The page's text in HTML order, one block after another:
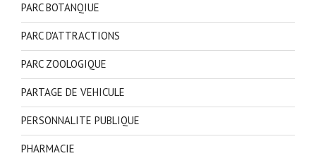
PARC BOTANQIUE
PARC D'ATTRACTIONS
PARC ZOOLOGIQUE
PARTAGE DE VEHICULE
PERSONNALITE PUBLIQUE
PHARMACIE